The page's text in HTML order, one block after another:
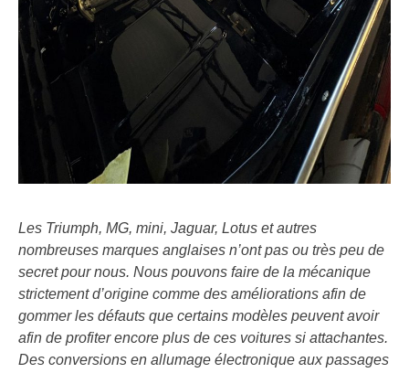
Les Triumph, MG, mini, Jaguar, Lotus et autres
nombreuses marques anglaises n’ont pas ou très peu de
secret pour nous. Nous pouvons faire de la mécanique
strictement d’origine comme des améliorations afin de
gommer les défauts que certains modèles peuvent avoir
afin de profiter encore plus de ces voitures si attachantes.
Des conversions en allumage électronique aux passages